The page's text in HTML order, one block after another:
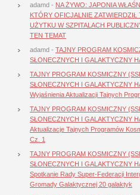
adamd - NA ŻYWO: JAPONIA
KTÓRY OFICJALNIE
UŻYTKU W SZPITALACH
TEN TEMAT
adamd - TAJNY PROGRAM
SŁONECZNYCH I GALAKTYCZNY
TAJNY PROGRAM KOSMICZNY
SŁONECZNYCH I GALAKTYCZNY
Wyjaśnienia Aktualizacji Tajnych
TAJNY PROGRAM KOSMICZNY
SŁONECZNYCH I GALAKTYCZNY
Aktualizacje Tajnych Programów
Cz. 1
TAJNY PROGRAM KOSMICZNY
SŁONECZNYCH I GALAKTYCZNY
Spotkanie Rady Super-Federacji
Gromady Galaktycznej 20 galaktyk